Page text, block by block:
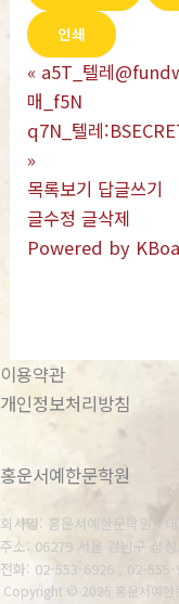
인쇄
« a5T_텔레
매_f5N
q7N_텔레
»
목록보기 답글쓰기
글수정 글삭제
Powered by
이용약관
개인정보처리방침
홍운서예한문학원
회사명: 홍운서예한문학원
주소: 06279 서울 강남구 삼
전화: 02-553-6926 , 02-555-
Copyright © 2025 홍운서예한